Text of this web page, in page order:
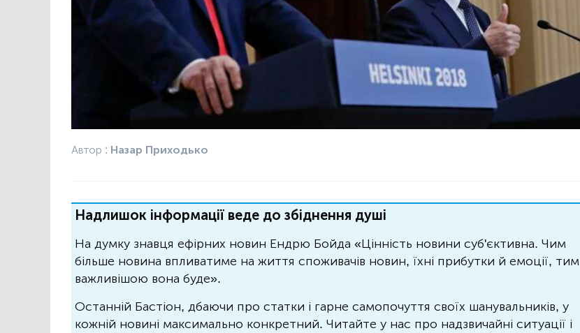
Автор : Назар Приходько
Надлишок інформації веде до збіднення душі
На думку знавця ефірних новин Ендрю Бойда «Цінність новини суб'єктивна. Чим
більше новина впливатиме на життя споживачів новин, їхні прибутки й емоції, тим
важливішою вона буде».
Останній Бастіон, дбаючи про статки і гарне самопочуття своїх шанувальників, у
кожній новині максимально конкретний. Читайте у нас про надзвичайні ситуації і